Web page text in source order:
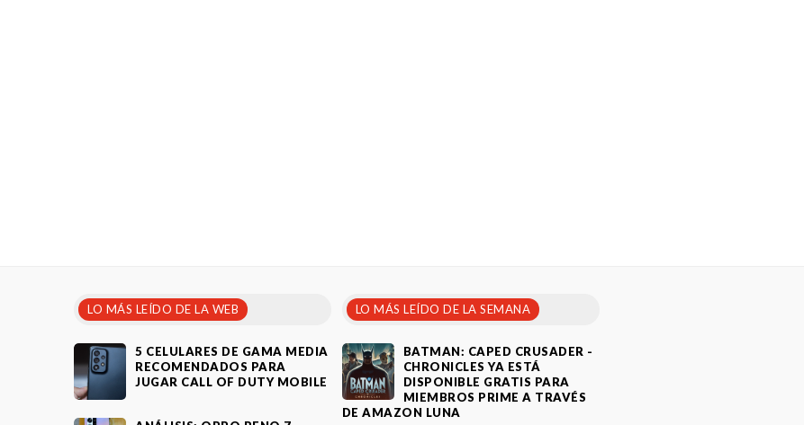
LO MÁS LEÍDO DE LA WEB
5 CELULARES DE GAMA MEDIA
RECOMENDADOS PARA
JUGAR CALL OF DUTY MOBILE
LO MÁS LEÍDO DE LA SEMANA
BATMAN: CAPED CRUSADER -
CHRONICLES YA ESTÁ
DISPONIBLE GRATIS PARA
MIEMBROS PRIME A TRAVÉS
DE AMAZON LUNA